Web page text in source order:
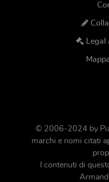
© 2006-2024 by
marchi e nomi citati
I contenuti di